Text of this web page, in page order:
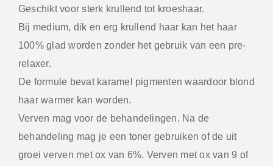
Geschikt voor sterk krullend tot kroeshaar.
Bij medium, dik en erg krullend haar kan het haar
100% glad worden zonder het gebruik van een pre-
relaxer.
De formule bevat karamel pigmenten waardoor blond
haar warmer kan worden.
Verven mag voor de behandelingen. Na de
behandeling mag je een toner gebruiken of de uit
groei verven met ox van 6%. Verven met ox van 9 of